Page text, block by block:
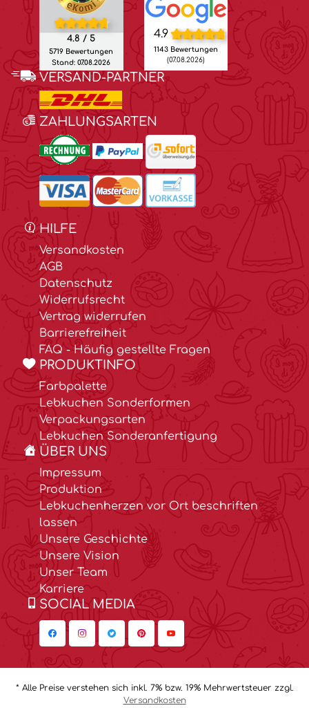
4.8 / 5
5719 Bewertungen
Stand: 07.08.2026
4.9
1143 Bewertungen
(07.08.2026)
VERSAND-PARTNER
ZAHLUNGSARTEN
HILFE
Versandkosten
AGB
Datenschutz
Widerrufsrecht
Vertrag widerrufen
Barrierefreiheit
FAQ - Häufig gestellte Fragen
PRODUKTINFO
Farbpalette
Lebkuchen Sonderformen
Verpackungsarten
Lebkuchen Sonderanfertigung
ÜBER UNS
Impressum
Produktion
Lebkuchenherzen vor Ort beschriften
lassen
Unsere Geschichte
Unsere Vision
Unser Team
Karriere
SOCIAL MEDIA
* Alle Preise verstehen sich inkl. 7% bzw. 19% Mehrwertsteuer zzgl.
Versandkosten